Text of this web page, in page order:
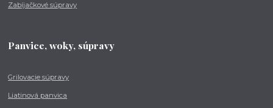
Zabíjačkové súpravy
Panvice, woky, súpravy
Grilovacie súpravy
Liatinová panvica